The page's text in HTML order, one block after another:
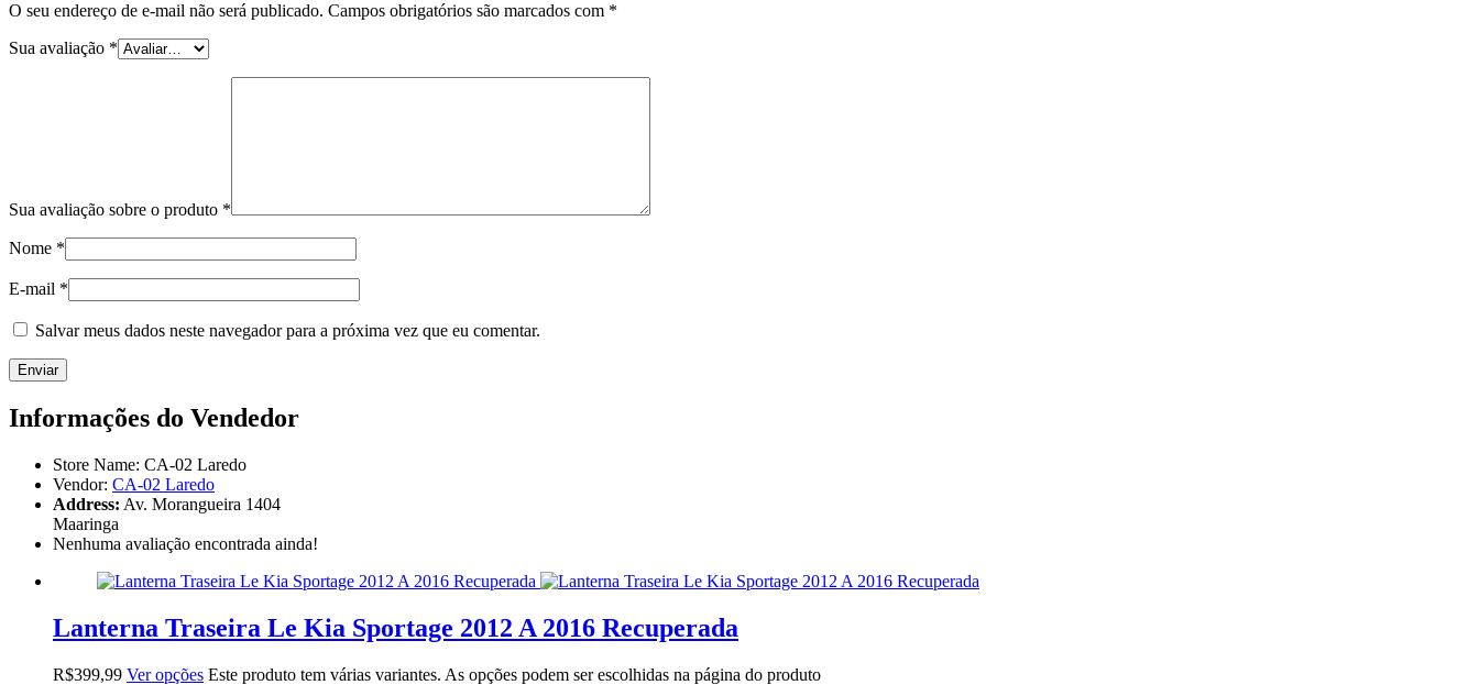
O seu endereço de e-mail não será publicado. Campos obrigatórios são marcados com *
Sua avaliação *
Sua avaliação sobre o produto *
Nome *
E-mail *
Salvar meus dados neste navegador para a próxima vez que eu comentar.
Informações do Vendedor
Store Name: CA-02 Laredo
Vendor: CA-02 Laredo
Address: Av. Morangueira 1404
Maaringa
Nenhuma avaliação encontrada ainda!
Lanterna Traseira Le Kia Sportage 2012 A 2016 Recuperada
R$399,99 Ver opções Este produto tem várias variantes. As opções podem ser escolhidas na página do produto